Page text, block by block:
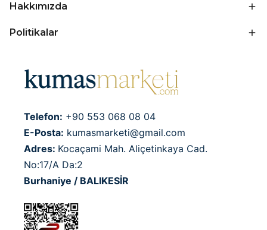
Hakkımızda
Politikalar
Telefon: +90 553 068 08 04
E-Posta: kumasmarketi@gmail.com
Adres: Kocaçami Mah. Aliçetinkaya Cad.
No:17/A Da:2
Burhaniye / BALIKESİR